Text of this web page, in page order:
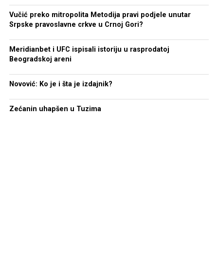
Vučić preko mitropolita Metodija pravi podjele unutar
Srpske pravoslavne crkve u Crnoj Gori?
Meridianbet i UFC ispisali istoriju u rasprodatoj
Beogradskoj areni
Novović: Ko je i šta je izdajnik?
Zećanin uhapšen u Tuzima